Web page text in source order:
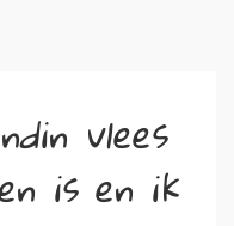
vlees
is en ik